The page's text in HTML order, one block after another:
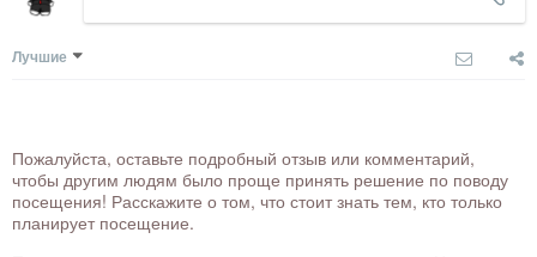
Лучшие
Пожалуйста, оставьте подробный отзыв или комментарий,
чтобы другим людям было проще принять решение по поводу
посещения! Расскажите о том, что стоит знать тем, кто только
планирует посещение.